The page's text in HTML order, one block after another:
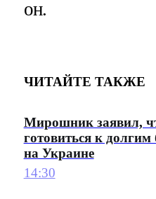
он.
ЧИТАЙТЕ ТАКЖЕ
Мирошник заявил,
готовиться к
на Украине
14:30